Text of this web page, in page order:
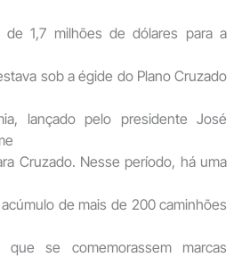
de 1,7 milhões de dólares para a
sob a égide do Plano Cruzado
lançado pelo presidente José
Cruzado. Nesse período, há uma
de mais de 200 caminhões
se comemorassem marcas